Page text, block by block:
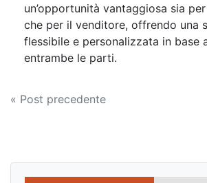
un’opportunità vantaggiosa sia per
che per il venditore, offrendo una
flessibile e personalizzata in base
entrambe le parti.
Navigazione
« Post precedente